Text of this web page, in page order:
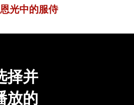
光中的服侍